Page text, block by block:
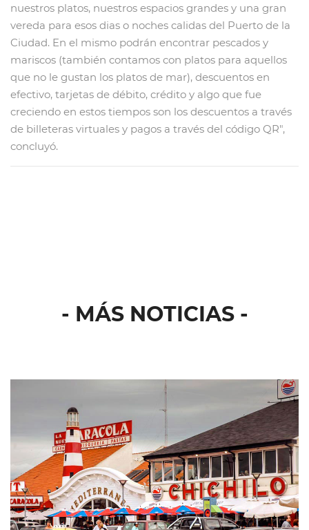
nuestros platos, nuestros espacios grandes y una gran
vereda para esos dias o noches calidas del Puerto de la
Ciudad. En el mismo podrán encontrar pescados y
mariscos (también contamos con platos para aquellos
que no le gustan los platos de mar), descuentos en
efectivo, tarjetas de débito, crédito y algo que fue
creciendo en estos tiempos son los descuentos a través
de billeteras virtuales y pagos a través del código QR",
concluyó.
- MÁS NOTICIAS -